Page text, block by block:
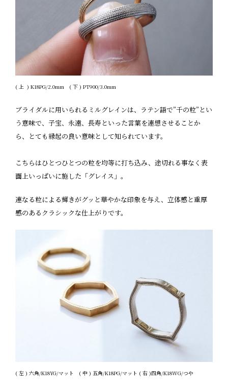
( 上 ) K18PG/2.0mm ( 下 ) PT900/3.0mm
ブライダルに用いられるミルグレインは、ラテン語で”千の粒”とい
う意味で、子宝、永遠、長寿といった言葉を連想させることか
ら、とても縁起の良い意味として知られています。
こちらはひとつひとつの粒を均等に打ち込み、途切れる事なく表
面上いっぱいに施した「グレイス」。
連なる粒による輝きがグッと華やかな印象を与え、立体感と重厚
感のあるクラシックな仕上がりです。
( 左 ) 六角/K18YG/マット ( 中 ) 五角/K18PG/マット ( 右 )四角/K18WG/つや